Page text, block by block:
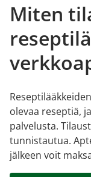
Miten
olevaa reseptiä,
palvelusta.
tunnistautua.
jälkeen voit